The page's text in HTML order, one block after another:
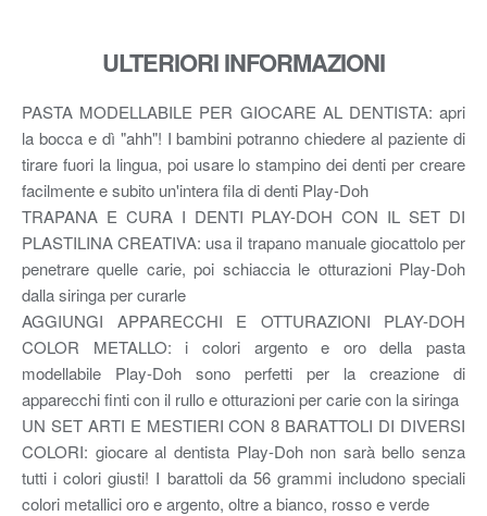
ULTERIORI INFORMAZIONI
PASTA MODELLABILE PER GIOCARE AL DENTISTA: apri
la bocca e dì "ahh"! I bambini potranno chiedere al paziente di
tirare fuori la lingua, poi usare lo stampino dei denti per creare
facilmente e subito un'intera fila di denti Play-Doh
TRAPANA E CURA I DENTI PLAY-DOH CON IL SET DI
PLASTILINA CREATIVA: usa il trapano manuale giocattolo per
penetrare quelle carie, poi schiaccia le otturazioni Play-Doh
dalla siringa per curarle
AGGIUNGI APPARECCHI E OTTURAZIONI PLAY-DOH
COLOR METALLO: i colori argento e oro della pasta
modellabile Play-Doh sono perfetti per la creazione di
apparecchi finti con il rullo e otturazioni per carie con la siringa
UN SET ARTI E MESTIERI CON 8 BARATTOLI DI DIVERSI
COLORI: giocare al dentista Play-Doh non sarà bello senza
tutti i colori giusti! I barattoli da 56 grammi includono speciali
colori metallici oro e argento, oltre a bianco, rosso e verde